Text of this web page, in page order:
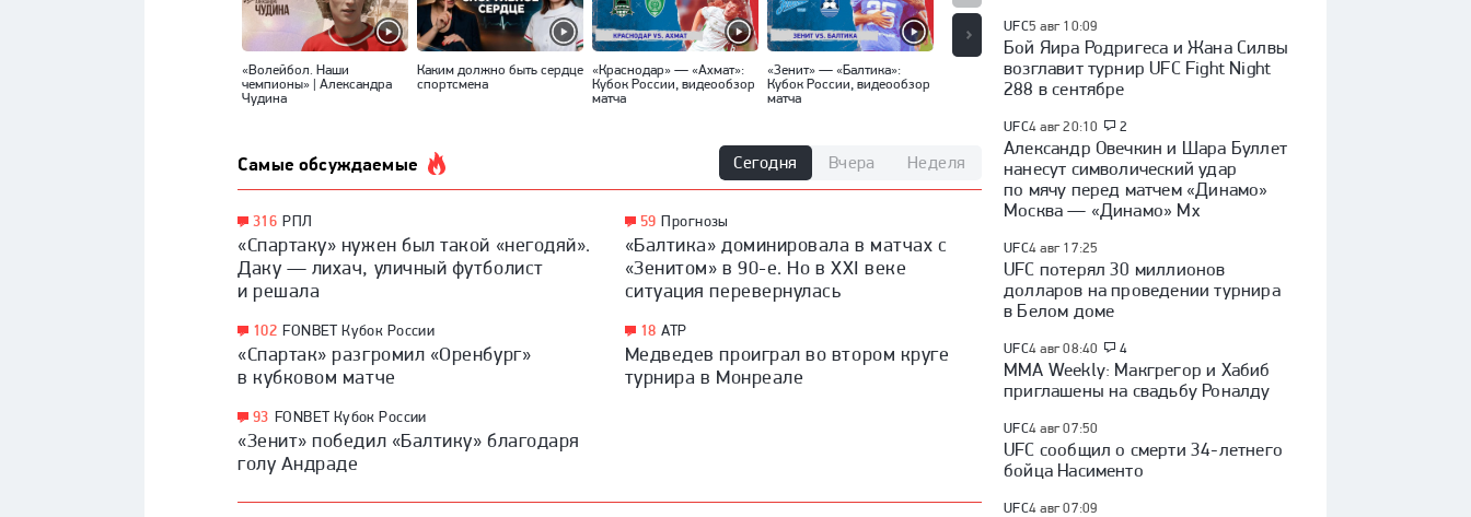
«Волейбол. Наши
чемпионы» | Александра
Чудина
Каким должно быть сердце
спортсмена
«Краснодар» — «Ахмат»:
Кубок России, видеообзор
матча
«Зенит» — «Балтика»:
Кубок России, видеообзор
матча
«Спартак» — «Оренбург»:
Кубок России, видеообзор
«Факел» — «Динамо»
(Москва): Кубок России,
видеообзор матча
Самые обсуждаемые Сегодня Вчера Неделя
316 РПЛ
«Спартаку» нужен был такой «негодяй».
Даку — лихач, уличный футболист
и решала
102 FONBET Кубок России
«Спартак» разгромил «Оренбург»
в кубковом матче
93 FONBET Кубок России
«Зенит» победил «Балтику» благодаря
голу Андраде
59 Прогнозы
«Балтика» доминировала в матчах с
«Зенитом» в 90-е. Но в XXI веке
ситуация перевернулась
18 ATP
Медведев проиграл во втором круге
турнира в Монреале
UFC5 авг 10:09
Бой Яира Родригеса и Жана Силвы
возглавит турнир UFC Fight Night
288 в сентябре
UFC4 авг 20:10 2
Александр Овечкин и Шара Буллет
нанесут символический удар
по мячу перед матчем «Динамо»
Москва — «Динамо» Мх
UFC4 авг 17:25
UFC потерял 30 миллионов
долларов на проведении турнира
в Белом доме
UFC4 авг 08:40 4
MMA Weekly: Макгрегор и Хабиб
приглашены на свадьбу Роналду
UFC4 авг 07:50
UFC сообщил о смерти 34-летнего
бойца Насименто
UFC4 авг 07:09